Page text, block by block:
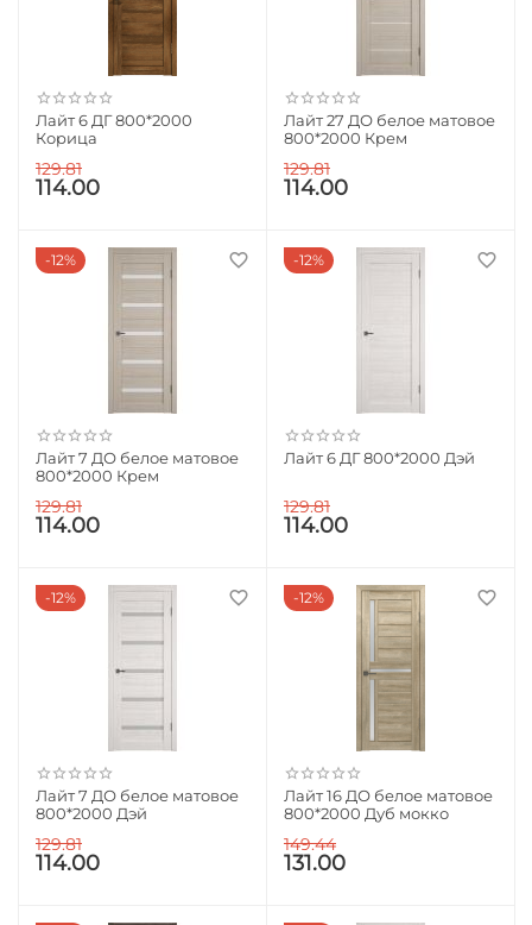
Лайт 6 ДГ 800*2000
Корица
129.81
114.00
Лайт 27 ДО белое матовое
800*2000 Крем
129.81
114.00
12%
Лайт 7 ДО белое матовое
800*2000 Крем
129.81
114.00
12%
Лайт 6 ДГ 800*2000 Дэй
129.81
114.00
12%
Лайт 7 ДО белое матовое
800*2000 Дэй
129.81
114.00
12%
Лайт 16 ДО белое матовое
800*2000 Дуб мокко
149.44
131.00